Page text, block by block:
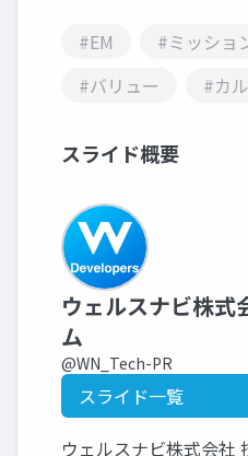
#EM #ミッショ
#バリュー
#カ
スライド概要
ウェルスナビ株式
ム
@WN_Tech-PR
スライド一覧
ウェルスナビ株式会社